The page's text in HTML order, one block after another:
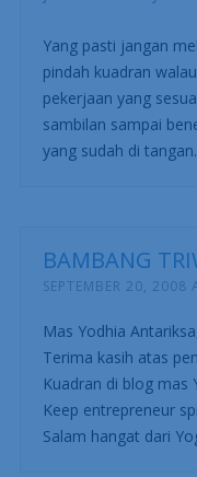
Yang pasti jangan
pindah kuadran
pekerjaan yang
sambilan sampai
yang sudah di tangan.
BAMBANG
SEPTEMBER 20, 2008
Mas Yodhia
Terima kasih atas
Kuadran di blog mas
Keep entrepreneur
Salam hangat dari